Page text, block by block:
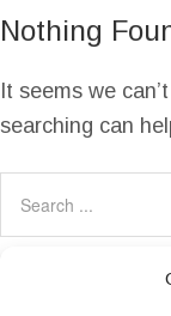
Nothing
It seems we
searching can